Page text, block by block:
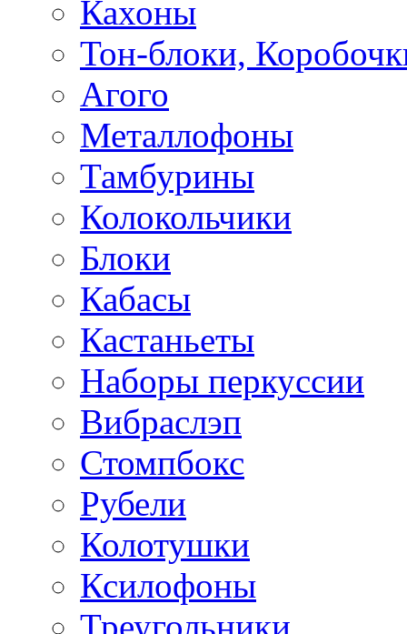
Кахоны
Тон-блоки,
Агого
Металлофоны
Тамбурины
Колокольчики
Блоки
Кабасы
Кастаньеты
Наборы перкуссии
Вибраслэп
Стомпбокс
Рубели
Колотушки
Ксилофоны